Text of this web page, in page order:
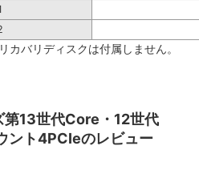
カバリディスクは付属しません。
13世代Core・12世代
ント4PCIeのレビュー